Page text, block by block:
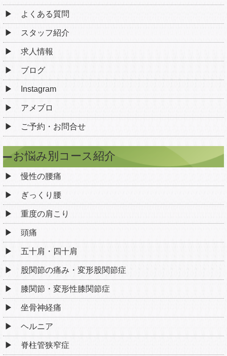
よくある質問
スタッフ紹介
求人情報
ブログ
Instagram
アメブロ
ご予約・お問合せ
お悩み別コース紹介
慢性の腰痛
ぎっくり腰
重度の肩こり
頭痛
五十肩・四十肩
股関節の痛み・変形股関節症
膝関節・変形性膝関節症
坐骨神経痛
ヘルニア
脊柱管狭窄症